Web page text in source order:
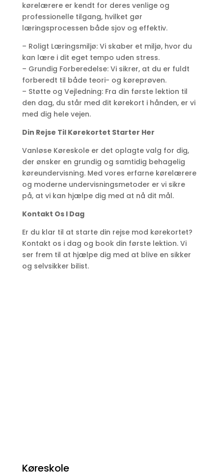
kørelærere er kendt for deres venlige og
professionelle tilgang, hvilket gør
læringsprocessen både sjov og effektiv.
– Roligt Læringsmiljø: Vi skaber et miljø, hvor du
kan lære i dit eget tempo uden stress.
– Grundig Forberedelse: Vi sikrer, at du er fuldt
forberedt til både teori- og køreprøven.
– Støtte og Vejledning: Fra din første lektion til
den dag, du står med dit kørekort i hånden, er vi
med dig hele vejen.
Din Rejse Til Kørekortet Starter Her
Vanløse Køreskole er det oplagte valg for dig,
der ønsker en grundig og samtidig behagelig
køreundervisning. Med vores erfarne kørelærere
og moderne undervisningsmetoder er vi sikre
på, at vi kan hjælpe dig med at nå dit mål.
Kontakt Os I Dag
Er du klar til at starte din rejse mod kørekortet?
Kontakt os i dag og book din første lektion. Vi
ser frem til at hjælpe dig med at blive en sikker
og selvsikker bilist.
Køreskole